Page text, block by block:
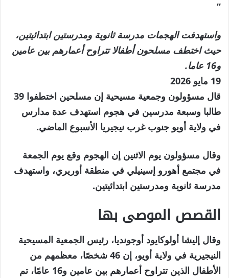
”
واستهدفت الهجمات مدرسة ثانوية ومدرستين ابتدائيتين،
حيث اختطف مسلحون أطفالا تتراوح أعمارهم بين عامين
و16 عاما.
نُشرت
في
19
مايو
19 مايو 2026
قال مسؤولون وجمعية مسيحية إن مسلحين اختطفوا 39
طالبا وسبعة مدرسين في هجوم استهدف عدة مدارس
في ولاية أويو جنوب غرب نيجيريا الأسبوع الماضي.
وقال مسؤولون يوم الاثنين إن الهجوم وقع يوم الجمعة
في مجتمع أهورو إسينيلي في منطقة أوريري، واستهدف
مدرسة ثانوية ومدرستين ابتدائيتين.
القصص الموصى بها
قائمة
من
3
نهاية
القائمة
وقال إليشا أولوكايود أوجونديا، رئيس الجمعية المسيحية
النيجيرية في ولاية أويو، إن 46 شخصًا، معظمهم من
الأطفال الذين تتراوح أعمارهم بين عامين و16 عامًا، تم